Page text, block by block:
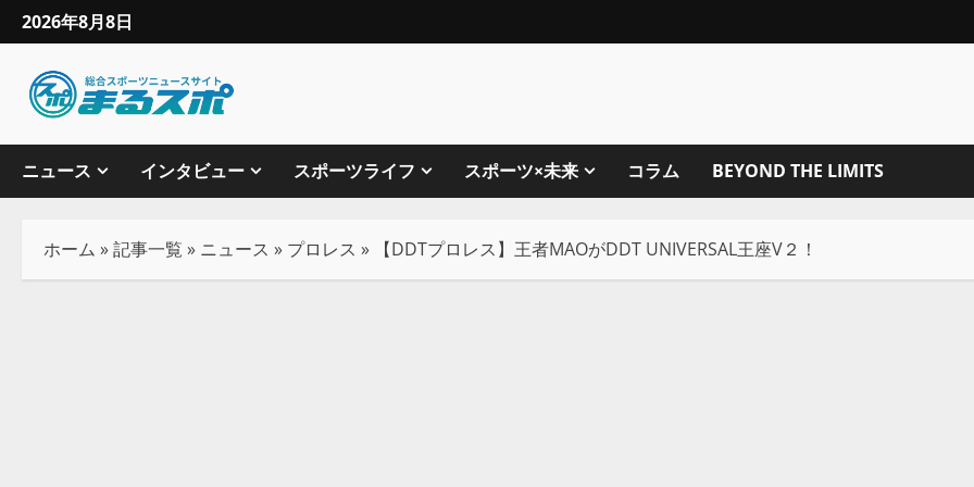
2026年8月8日
ニュース インタビュー スポーツライフ スポーツ×未来 コラム BEYOND THE LIMITS
ホーム »記事一覧 » ニュース » プロレス » 【DDTプロレス】王者MAOがDDT UNIVERSAL王座V２！